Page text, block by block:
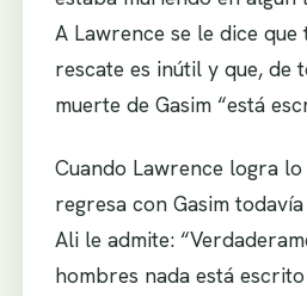
A Lawrence se le dice
rescate es inútil y que, de
muerte de Gasim “está
Cuando Lawrence logra
regresa con Gasim
Ali le admite:
hombres nada está